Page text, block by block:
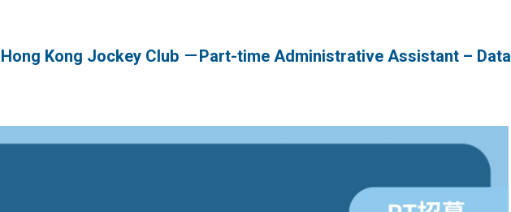
Hong Kong Jockey Club －Part-time Administrative Assistant – Data